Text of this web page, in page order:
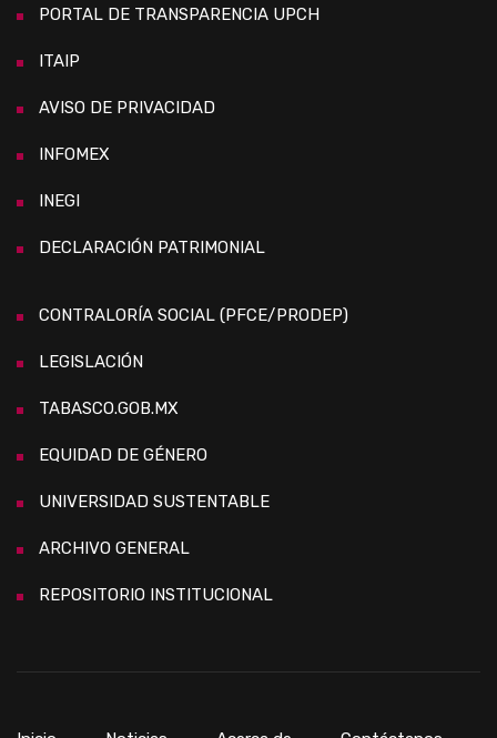
PORTAL DE TRANSPARENCIA UPCH
ITAIP
AVISO DE PRIVACIDAD
INFOMEX
INEGI
DECLARACIÓN PATRIMONIAL
CONTRALORÍA SOCIAL (PFCE/PRODEP)
LEGISLACIÓN
TABASCO.GOB.MX
EQUIDAD DE GÉNERO
UNIVERSIDAD SUSTENTABLE
ARCHIVO GENERAL
REPOSITORIO INSTITUCIONAL